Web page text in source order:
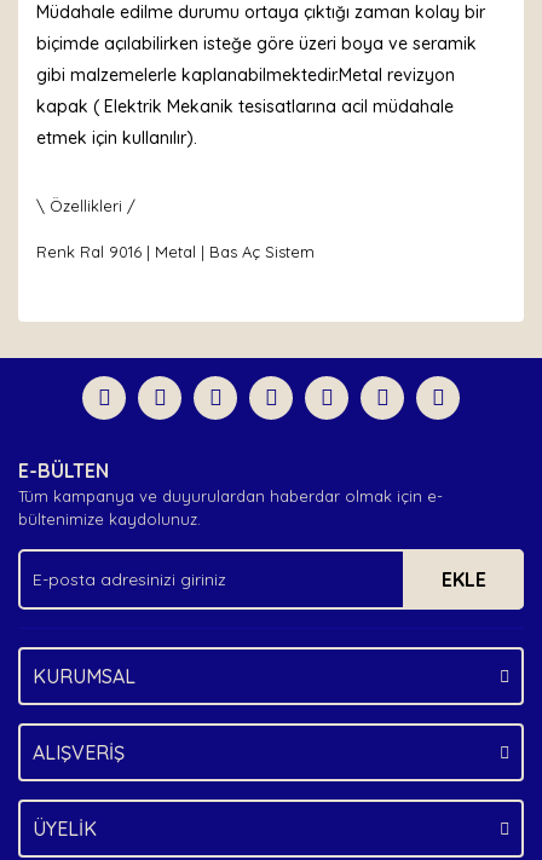
Müdahale edilme durumu ortaya çıktığı zaman kolay bir
biçimde açılabilirken isteğe göre üzeri boya ve seramik
gibi malzemelerle kaplanabilmektedir.Metal revizyon
kapak ( Elektrik Mekanik tesisatlarına acil müdahale
etmek için kullanılır).
\ Özellikleri /
Renk Ral 9016 | Metal | Bas Aç Sistem
Yorum Yaz
formunu kullanarak tarafımıza iletebilirsiniz.
Görüş ve önerileriniz için teşekkür ederiz.
Ürün açıklamasında eksik bilgiler bulunuyor.
Ürün bilgilerinde hatalar bulunuyor.
Ürün fiyatı diğer sitelerden daha pahalı.
Bu ürüne benzer farklı alternatifler olmalı.
E-BÜLTEN
Tüm kampanya ve duyurulardan haberdar olmak için e-
bültenimize kaydolunuz.
EKLE
KURUMSAL
ALIŞVERİŞ
ÜYELİK